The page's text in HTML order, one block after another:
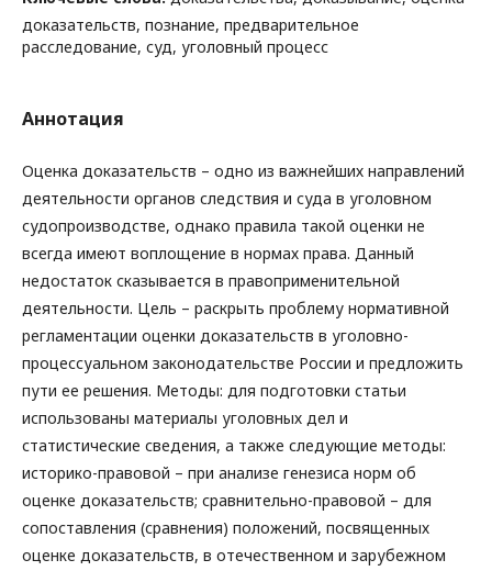
доказательств, познание, предварительное
расследование, суд, уголовный процесс
Аннотация
Оценка доказательств – одно из важнейших направлений
деятельности органов следствия и суда в уголовном
судопроизводстве, однако правила такой оценки не
всегда имеют воплощение в нормах права. Данный
недостаток сказывается в правоприменительной
деятельности. Цель – раскрыть проблему нормативной
регламентации оценки доказательств в уголовно-
процессуальном законодательстве России и предложить
пути ее решения. Методы: для подготовки статьи
использованы материалы уголовных дел и
статистические сведения, а также следующие методы:
историко-правовой – при анализе генезиса норм об
оценке доказательств; сравнительно-правовой – для
сопоставления (сравнения) положений, посвященных
оценке доказательств, в отечественном и зарубежном